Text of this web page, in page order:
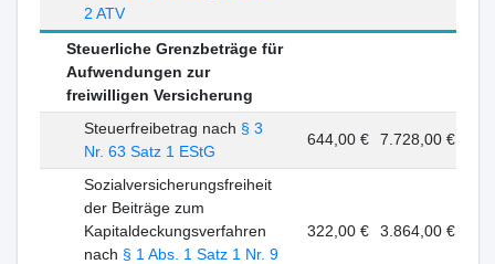
2 ATV
Steuerliche Grenzbeträge für
Aufwendungen zur
freiwilligen Versicherung
Steuerfreibetrag nach § 3
Nr. 63 Satz 1 EStG
644,00 € 7.728,00 €
Sozialversicherungsfreiheit
der Beiträge zum
Kapitaldeckungsverfahren
nach § 1 Abs. 1 Satz 1 Nr. 9
322,00 € 3.864,00 €